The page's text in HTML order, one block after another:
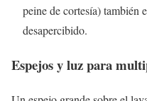
peine de cortesía) también
desapercibido.
Espejos y luz para